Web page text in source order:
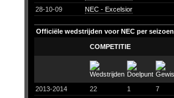
28-10-09
NEC - Excelsior
Officiële wedstrijden voor NEC per seizoen
COMPETITIE
2013-2014 22 1 7